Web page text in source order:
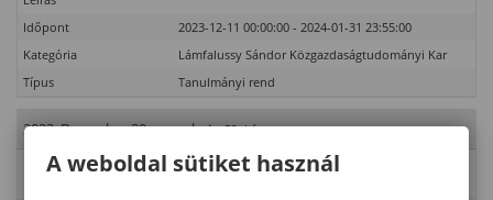
Időpont
2023-12-11 00:00:00 - 2024-01-31 23:55:00
Kategória
Lámfalussy Sándor Közgazdaságtudományi Kar
Típus
Tanulmányi rend
2023. December 30., szombat - 52. hét
Esemény neve Vizsgaidőszak
A weboldal sütiket használ